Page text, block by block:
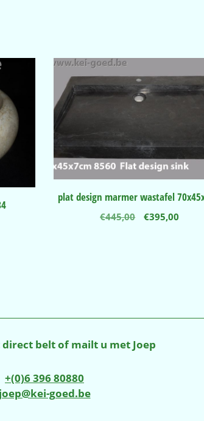
plat design marmer wastafel
€445,00 €395,00
belt of mailt u met Joep
+(0)6 396 80880
joep@kei-goed.be